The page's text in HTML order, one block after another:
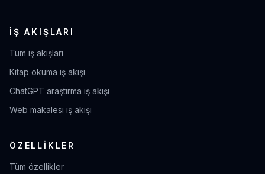
İŞ AKIŞLARI
Tüm iş akışları
Kitap okuma iş akışı
ChatGPT araştırma iş akışı
Web makalesi iş akışı
ÖZELLIKLER
Tüm özellikler